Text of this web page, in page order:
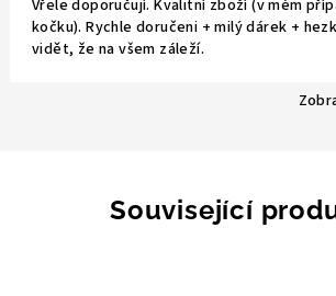
Vřele doporučují. Kvalitní zboží (v mém
kočku). Rychle doručeni + milý dárek +
vidět, že na všem záleží.
Související